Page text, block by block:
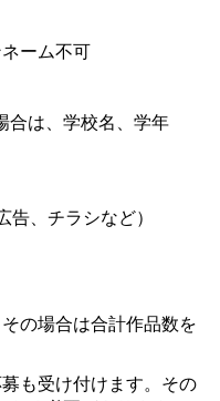
ーム不可
は、学校名、学年
、チラシなど）
の場合は合計作品数を
も受け付けます。その